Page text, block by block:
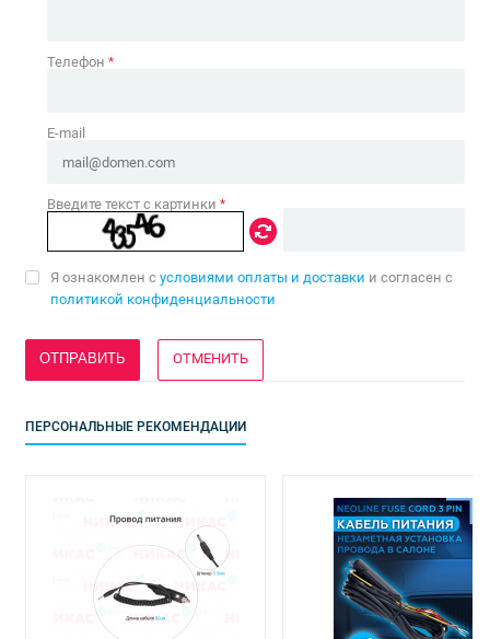
Телефон *
E-mail
Введите текст с картинки *
Я ознакомлен с условиями оплаты и доставки и согласен с
политикой конфиденциальности
ОТМЕНИТЬ
ПЕРСОНАЛЬНЫЕ РЕКОМЕНДАЦИИ